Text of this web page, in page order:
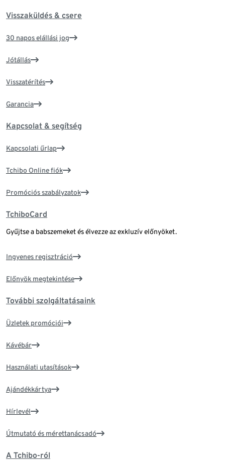
Visszaküldés & csere
30 napos elállási jog
Jótállás
Visszatérítés
Garancia
Kapcsolat & segítség
Kapcsolati űrlap
Tchibo Online fiók
Promóciós szabályzatok
TchiboCard
Gyűjtse a babszemeket és élvezze az exkluzív előnyöket.
Ingyenes regisztráció
Előnyök megtekintése
További szolgáltatásaink
Üzletek promóciói
Kávébár
Használati utasítások
Ajándékkártya
Hírlevél
Útmutató és mérettanácsadó
A Tchibo-ról